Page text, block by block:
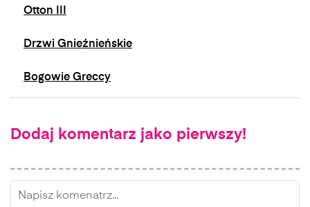
Otton III
Drzwi Gnieźnieńskie
Bogowie Greccy
Dodaj komentarz jako pierwszy!